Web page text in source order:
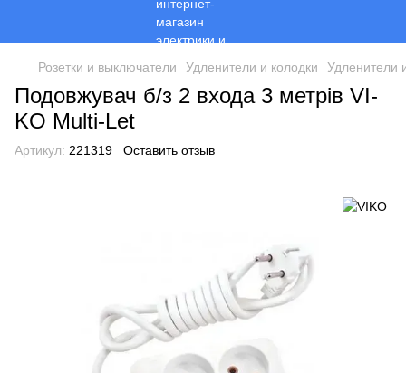
Розетки и выключатели Удленители и колодки Удленители
Подовжувач б/з 2 входа 3 метрів VI-
KO Multi-Let
Артикул: 221319 Оставить отзыв